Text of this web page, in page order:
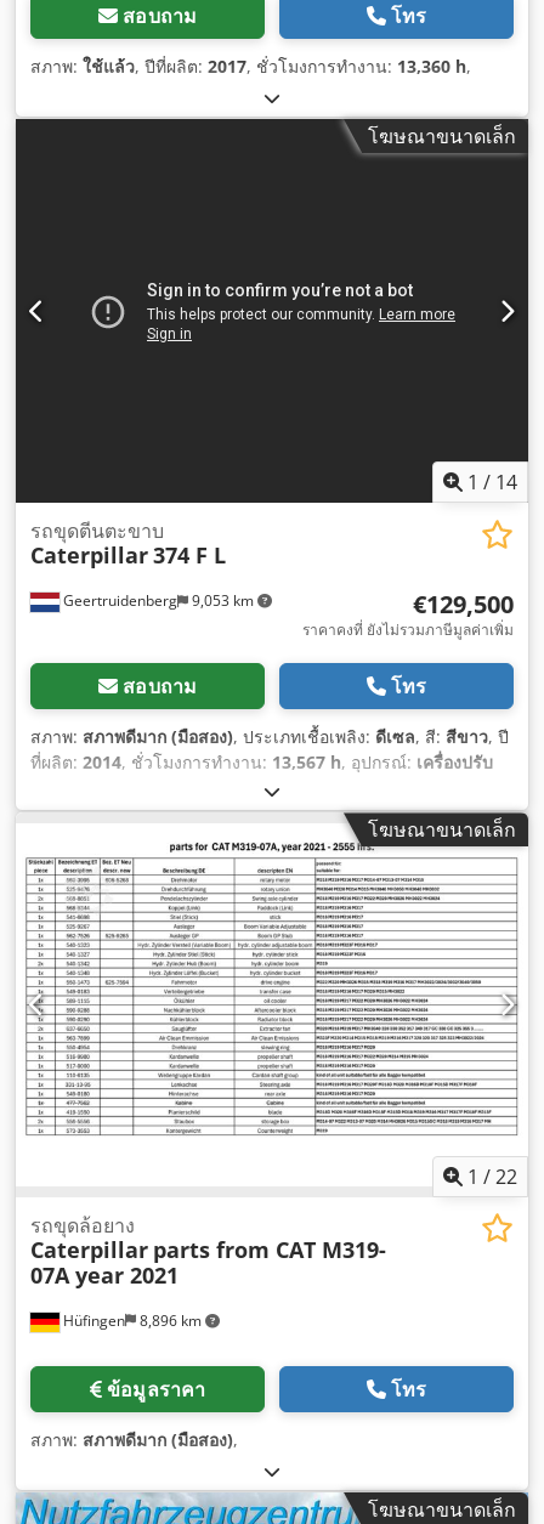
สอบถาม โทร
สภาพ: ใช้แล้ว, ปีที่ผลิต: 2017, ชั่วโมงการทำงาน: 13,360 h,
โฆษณาขนาดเล็ก
1 / 14
Geertruidenberg 9,053 km
รถขุดตีนตะขาบ
Caterpillar374 F L
€129,500
ราคาคงที่ ยังไม่รวมภาษีมูลค่าเพิ่ม
สอบถาม โทร
สภาพ: สภาพดีมาก (มือสอง), ประเภทเชื้อเพลิง: ดีเซล, สี: สีขาว, ปี
ที่ผลิต: 2014, ชั่วโมงการทำงาน: 13,567 h, อุปกรณ์: เครื่องปรับ
โฆษณาขนาดเล็ก
1 /22
Hüfingen 8,896 km
รถขุดล้อยาง
Caterpillar parts from CAT M319-
07A year 2021
ข้อมูลราคา โทร
สภาพ: สภาพดีมาก (มือสอง),
โฆษณาขนาดเล็ก